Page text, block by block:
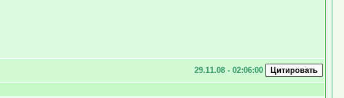
29.11.08 - 02:06:00